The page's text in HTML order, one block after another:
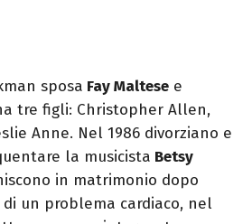
sposa Fay Maltese e
tre figli: Christopher Allen,
Anne. Nel 1986 divorziano e
la musicista Betsy
in matrimonio dopo
un problema cardiaco, nel